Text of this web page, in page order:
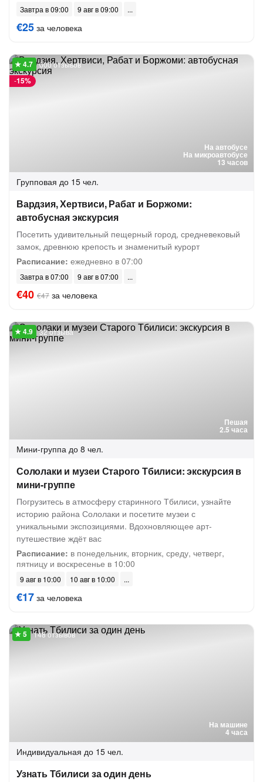
Завтра в 09:00 9 авг в 09:00
€25 за человека
На автобусе
На микроавтобусе
13 часов
-15%
600 отзывов
Групповая до 15 чел.
Вардзия, Хертвиси, Рабат и Боржоми:
автобусная экскурсия
Посетить удивительный пещерный город, средневековый
замок, древнюю крепость и знаменитый курорт
Расписание: ежедневно в 07:00
Завтра в 07:00 9 авг в 07:00
€40 €47 за человека
Пешая
2.5 часа
32 отзыва
Мини-группа до 8 чел.
Сололаки и музеи Старого Тбилиси: экскурсия в
мини-группе
Погрузитесь в атмосферу старинного Тбилиси, узнайте
историю района Сололаки и посетите музеи с
уникальными экспозициями. Вдохновляющее арт-
путешествие ждёт вас
Расписание: в понедельник, вторник, среду, четверг,
пятницу и воскресенье в 10:00
9 авг в 10:00 10 авг в 10:00
€17 за человека
На машине
4 часа
148 отзывов
Индивидуальная до 15 чел.
Узнать Тбилиси за один день